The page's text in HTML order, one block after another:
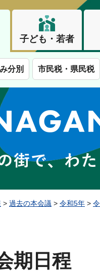
子ども・若者
分別 市民税・県民税
この街で
> 過去の本会議 > 令和5年 >
期日程